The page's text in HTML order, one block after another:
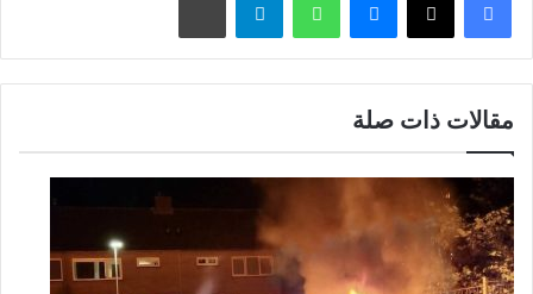
مقالات ذات صلة